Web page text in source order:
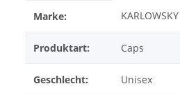
Marke: KARLOWSKY
Produktart: Caps
Geschlecht: Unisex